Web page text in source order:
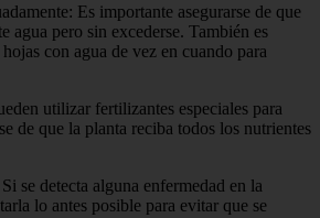
Es importante asegurarse de que
agua pero sin excederse. También es
con agua de vez en cuando para
utilizar fertilizantes especiales para
de que la planta reciba todos los nutrientes
se detecta alguna enfermedad en la
lo antes posible para evitar que se